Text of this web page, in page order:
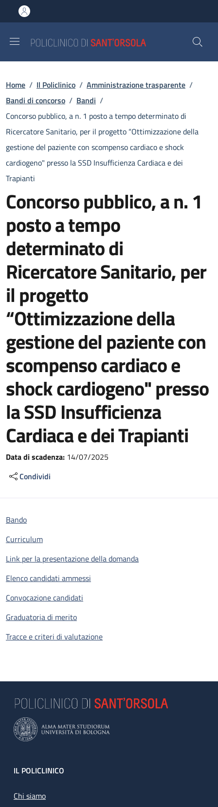
al contenuto principale
to footer content
Briciole di pane
Home / Il Policlinico / Amministrazione trasparente /
Bandi di concorso / Bandi /
Concorso pubblico, a n. 1 posto a tempo determinato di
Ricercatore Sanitario, per il progetto “Ottimizzazione della
gestione del paziente con scompenso cardiaco e shock
cardiogeno" presso la SSD Insufficienza Cardiaca e dei
Trapianti
Concorso pubblico, a n. 1
posto a tempo
determinato di
Ricercatore Sanitario, per
il progetto
“Ottimizzazione della
gestione del paziente con
scompenso cardiaco e
shock cardiogeno" presso
la SSD Insufficienza
Cardiaca e dei Trapianti
Data di scadenza: 14/07/2025
Condividi
Bando
Curriculum
Link per la presentazione della domanda
Elenco candidati ammessi
Convocazione candidati
Graduatoria di merito
Tracce e criteri di valutazione
Footer
IL POLICLINICO
Chi siamo